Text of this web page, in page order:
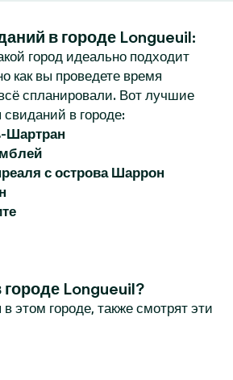
r
в городе Longueuil:
город идеально подходит
как вы проведете время
спланировали. Вот лучшие
в городе:
Шартран
с острова Шаррон
Longueuil?
этом городе, также смотрят эти